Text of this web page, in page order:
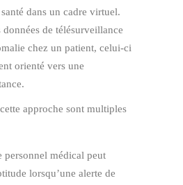
dans un cadre virtuel.
de télésurveillance
chez un patient, celui-ci
orienté vers une
approche sont multiples
personnel médical peut
lorsqu’une alerte de